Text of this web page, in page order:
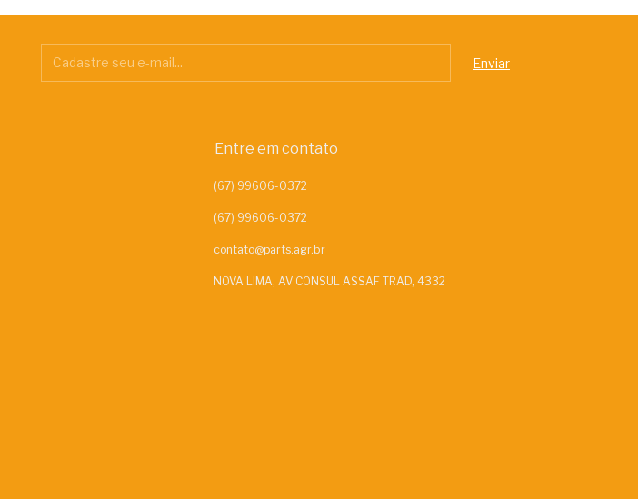
Entre em contato
contato@parts.agr.br
NOVA LIMA, AV CONSUL ASSAF TRAD, 4332